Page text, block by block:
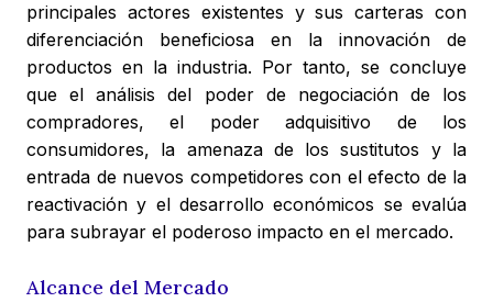
principales actores existentes y sus carteras con
diferenciación beneficiosa en la innovación de
productos en la industria. Por tanto, se concluye
que el análisis del poder de negociación de los
compradores, el poder adquisitivo de los
consumidores, la amenaza de los sustitutos y la
entrada de nuevos competidores con el efecto de la
reactivación y el desarrollo económicos se evalúa
para subrayar el poderoso impacto en el mercado.
Alcance del Mercado